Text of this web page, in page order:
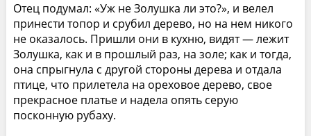
Отец подумал: «Уж не Золушка ли это?», и велел
принести топор и срубил дерево, но на нем никого
не оказалось. Пришли они в кухню, видят — лежит
Золушка, как и в прошлый раз, на золе; как и тогда,
она спрыгнула с другой стороны дерева и отдала
птице, что прилетела на ореховое дерево, свое
прекрасное платье и надела опять серую
посконную рубаху.